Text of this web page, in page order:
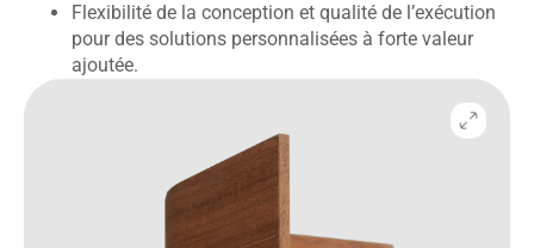
Flexibilité de la conception et qualité de l’exécution
pour des solutions personnalisées à forte valeur
ajoutée.